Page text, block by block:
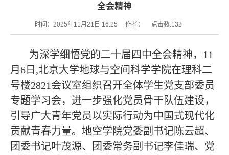
全会精神
时间：2025年11月21日 16:25 作者： 点击数:132
为深学细悟党的二十届四中全会精神，11
月6日,北京大学地球与空间科学学院在理科二
号楼2821会议室组织召开全体学生党支部委员
专题学习会，进一步强化党员骨干队伍建设，
引导广大青年党员以实际行动为中国式现代化
贡献青春力量。地空学院党委副书记陈云超、
团委书记叶茂源、团委常务副书记李佳瑞、党